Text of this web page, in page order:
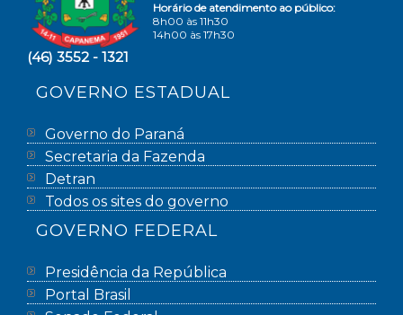
Horário de atendimento ao público:
8h00 às 11h30
14h00 às 17h30
(46) 3552 - 1321
GOVERNO ESTADUAL
Governo do Paraná
Secretaria da Fazenda
Detran
Todos os sites do governo
GOVERNO FEDERAL
Presidência da República
Portal Brasil